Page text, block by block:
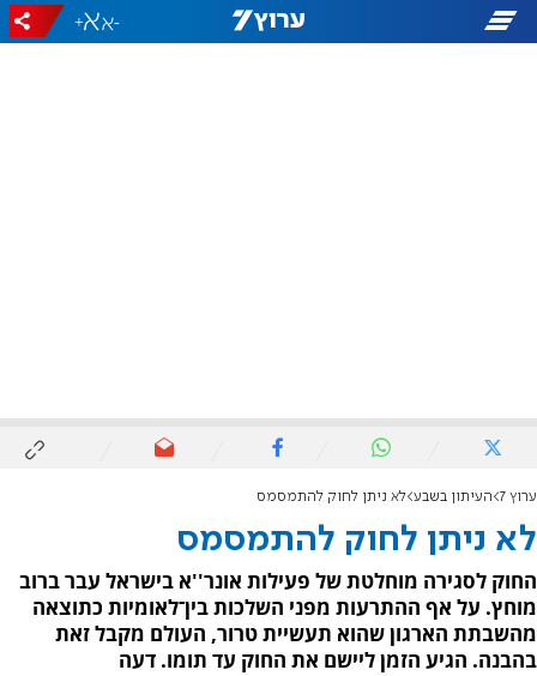
-
+
ערוץ 7 העיתון בשבע לא ניתן לחוק להתמסמס
לא ניתן לחוק להתמסמס
החוק לסגירה מוחלטת של פעילות אונר''א בישראל עבר ברוב
מוחץ. על אף ההתרעות מפני השלכות בין־לאומיות כתוצאה
מהשבתת הארגון שהוא תעשיית טרור, העולם מקבל זאת
בהבנה. הגיע הזמן ליישם את החוק עד תומו. דעה